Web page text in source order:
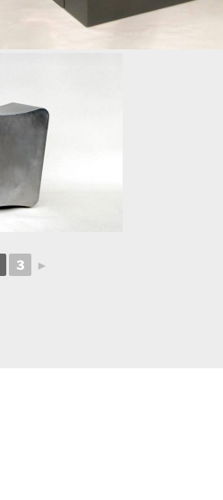
3 ►